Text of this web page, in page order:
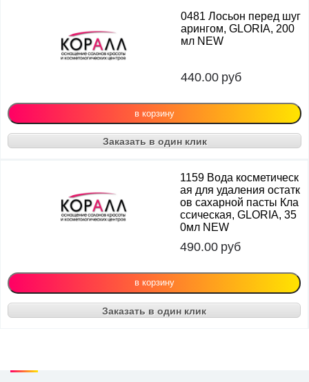
0481 Лосьон перед шуг
арингом, GLORIA, 200
мл NEW
440.00 руб
Заказать в один клик
1159 Вода косметическ
ая для удаления остатк
ов сахарной пасты Кла
ссическая, GLORIA, 35
0мл NEW
490.00 руб
Заказать в один клик